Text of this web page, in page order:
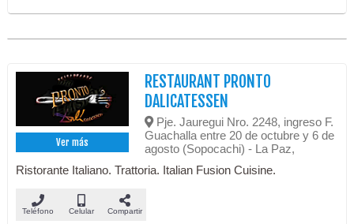
Ver más
RESTAURANT PRONTO
DALICATESSEN
Pje. Jauregui Nro. 2248, ingreso F.
Guachalla entre 20 de octubre y 6 de
agosto (Sopocachi) - La Paz,
Ristorante Italiano. Trattoria. Italian Fusion Cuisine.
Teléfono Celular Compartir